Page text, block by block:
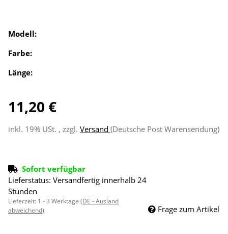
Modell:
Farbe:
Länge:
11,20 €
inkl. 19% USt. , zzgl. Versand (Deutsche Post Warensendung)
Sofort verfügbar
Lieferstatus: Versandfertig innerhalb 24
Stunden
Lieferzeit: 1 - 3 Werktage (DE - Ausland
abweichend)
Frage zum Artikel